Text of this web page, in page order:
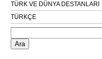
TÜRK VE DÜNYA DESTANLARI
TÜRKÇE
Arama: